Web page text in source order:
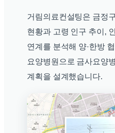
거림의료컨설팅은 금정
현황과 고령 인구 추이,
연계를 분석해 양·한방
요양병원으로 금사요양
계획을 설계했습니다.